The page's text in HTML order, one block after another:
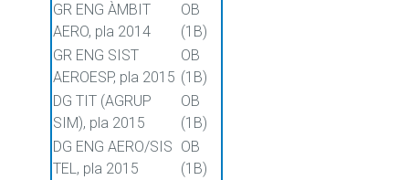
GR ENG ÀMBIT
AERO, pla 2014
OB
(1B)
GR ENG SIST
AEROESP, pla 2015
OB
(1B)
DG TIT (AGRUP
SIM), pla 2015
OB
(1B)
DG ENG AERO/SIS
TEL, pla 2015
OB
(1B)